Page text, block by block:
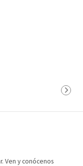
Ven y conócenos